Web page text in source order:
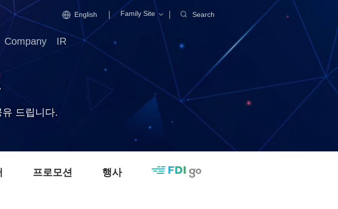
English Family Site Search
Company IR
드립니다.
프로모션 행사